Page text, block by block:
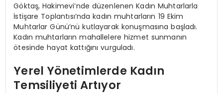
Göktaş, Hakimevi’nde düzenlenen Kadın Muhtarlarla
İstişare Toplantısı’nda kadın muhtarların 19 Ekim
Muhtarlar Günü’nü kutlayarak konuşmasına başladı.
Kadın muhtarların mahallelere hizmet sunmanın
ötesinde hayat kattığını vurguladı.
Yerel Yönetimlerde Kadın
Temsiliyeti Artıyor